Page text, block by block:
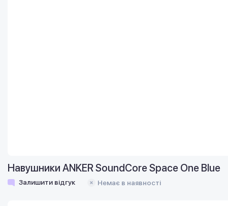
Навушники ANKER SoundСore Space One Blue
Залишити відгук Немає в наявності